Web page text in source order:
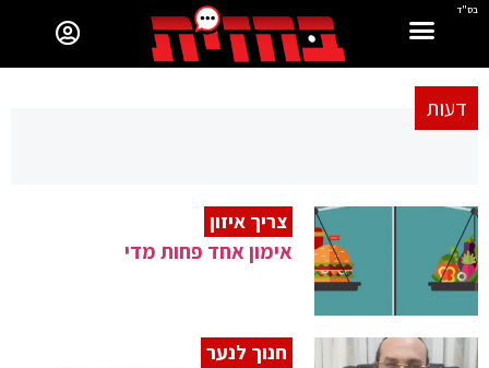
בס"ד
דעות
צריך איזון
אימון אחד פחות מדי
חנוך לנער